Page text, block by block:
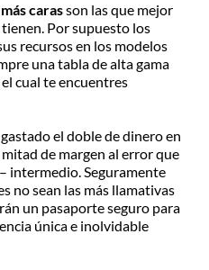
carasson las que mejor
Por supuesto los
recursos en los modelos
una tabla de alta gama
cual te encuentres
el doble de dinero en
de margen al error que
intermedio. Seguramente
no sean las más llamativas
un pasaporte seguro para
única e inolvidable